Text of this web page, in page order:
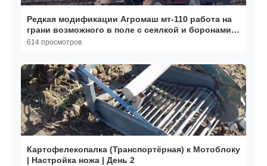
Редкая модификации Агромаш мт-110 работа на
грани возможного в поле с сеялкой и боронами и
сажалкой
614 просмотров
Картофелекопалка (Транспортёрная) к Мотоблоку
| Настройка ножа | День 2